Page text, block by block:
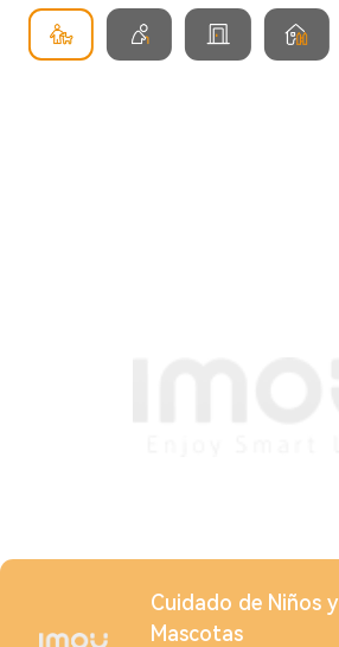
Cuidado de Niños y
Mascotas